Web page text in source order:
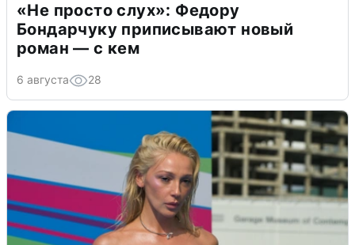
«Не просто слух»: Федору
Бондарчуку приписывают новый
роман — с кем
6 августа 28